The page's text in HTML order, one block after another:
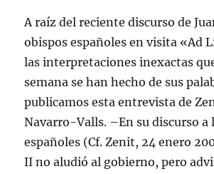
A raíz del reciente discurso de
obispos españoles en visita «Ad
las interpretaciones inexactas
semana se han hecho de sus
publicamos esta entrevista de
Navarro-Valls. –En su discurso a
españoles (Cf. Zenit, 24 enero
II no aludió al gobierno, pero